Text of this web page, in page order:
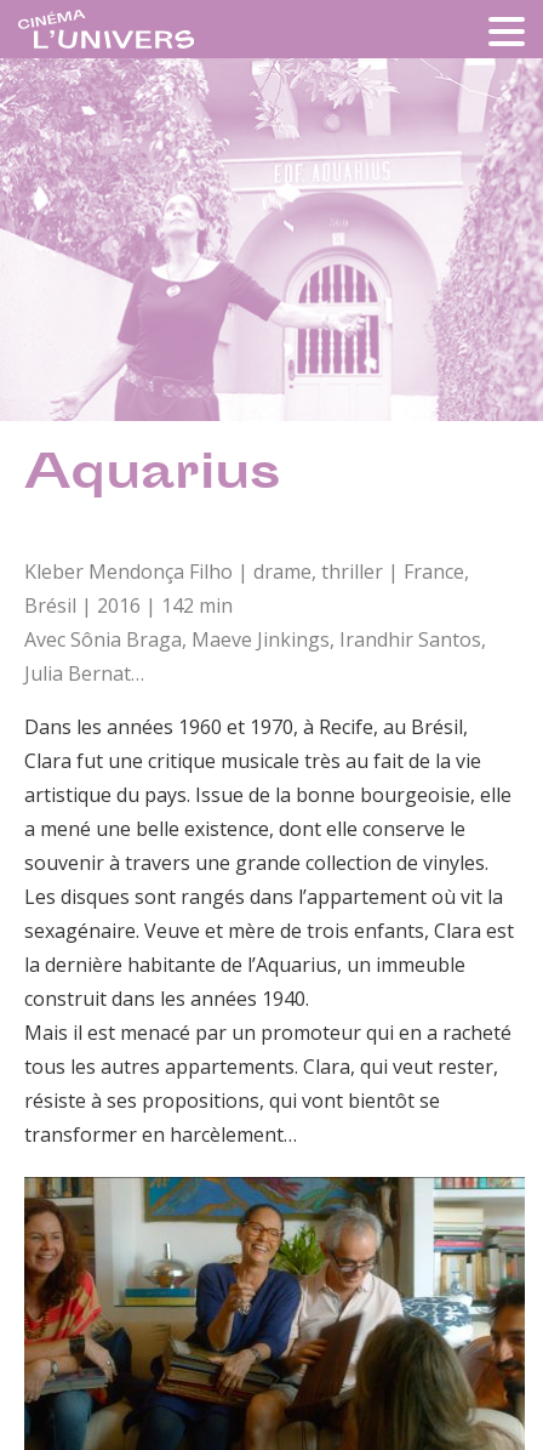
Aquarius
Kleber Mendonça Filho | drame, thriller | France,
Brésil | 2016 | 142 min
Avec Sônia Braga, Maeve Jinkings, Irandhir Santos,
Julia Bernat…
Dans les années 1960 et 1970, à Recife, au Brésil,
Clara fut une critique musicale très au fait de la vie
artistique du pays. Issue de la bonne bourgeoisie, elle
a mené une belle existence, dont elle conserve le
souvenir à travers une grande collection de vinyles.
Les disques sont rangés dans l’appartement où vit la
sexagénaire. Veuve et mère de trois enfants, Clara est
la dernière habitante de l’Aquarius, un immeuble
construit dans les années 1940.
Mais il est menacé par un promoteur qui en a racheté
tous les autres appartements. Clara, qui veut rester,
résiste à ses propositions, qui vont bientôt se
transformer en harcèlement…